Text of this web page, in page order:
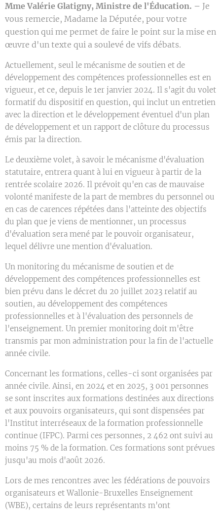
Mme Valérie Glatigny, Ministre de l'Éducation. – Je
vous remercie, Madame la Députée, pour votre
question qui me permet de faire le point sur la mise en
œuvre d'un texte qui a soulevé de vifs débats.
Actuellement, seul le mécanisme de soutien et de
développement des compétences professionnelles est en
vigueur, et ce, depuis le 1er janvier 2024. Il s'agit du volet
formatif du dispositif en question, qui inclut un entretien
avec la direction et le développement éventuel d'un plan
de développement et un rapport de clôture du processus
émis par la direction.
Le deuxième volet, à savoir le mécanisme d'évaluation
statutaire, entrera quant à lui en vigueur à partir de la
rentrée scolaire 2026. Il prévoit qu'en cas de mauvaise
volonté manifeste de la part de membres du personnel ou
en cas de carences répétées dans l'atteinte des objectifs
du plan que je viens de mentionner, un processus
d'évaluation sera mené par le pouvoir organisateur,
lequel délivre une mention d'évaluation.
Un monitoring du mécanisme de soutien et de
développement des compétences professionnelles est
bien prévu dans le décret du 20 juillet 2023 relatif au
soutien, au développement des compétences
professionnelles et à l'évaluation des personnels de
l'enseignement. Un premier monitoring doit m'être
transmis par mon administration pour la fin de l'actuelle
année civile.
Concernant les formations, celles-ci sont organisées par
année civile. Ainsi, en 2024 et en 2025, 3 001 personnes
se sont inscrites aux formations destinées aux directions
et aux pouvoirs organisateurs, qui sont dispensées par
l'Institut interréseaux de la formation professionnelle
continue (IFPC). Parmi ces personnes, 2 462 ont suivi au
moins 75 % de la formation. Ces formations sont prévues
jusqu'au mois d'août 2026.
Lors de mes rencontres avec les fédérations de pouvoirs
organisateurs et Wallonie-Bruxelles Enseignement
(WBE), certains de leurs représentants m'ont